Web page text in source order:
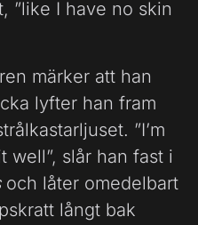
”like I have no skin
märker att han
lyfter han fram
”I’m
well”, slår han fast i
och låter omedelbart
långt bak